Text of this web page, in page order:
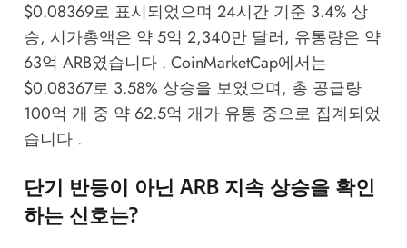
$0.08369로 표시되었으며 24시간 기준 3.4% 상
승, 시가총액은 약 5억 2,340만 달러, 유통량은 약
63억 ARB였습니다 . CoinMarketCap에서는
$0.08367로 3.58% 상승을 보였으며, 총 공급량
100억 개 중 약 62.5억 개가 유통 중으로 집계되었
습니다 .
단기 반등이 아닌 ARB 지속 상승을 확인
하는 신호는?